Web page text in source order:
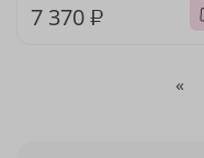
7 370 ₽
«